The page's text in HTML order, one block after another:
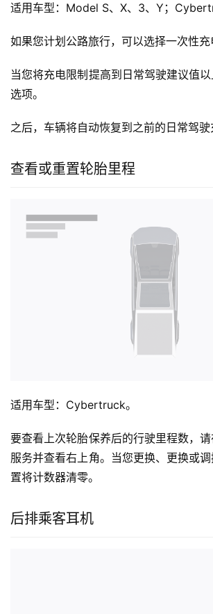
适用车型：Model S、X、3、Y；
如果您计划公路旅行，可以选择一次性充
当您将充电限制提高到日常驾驶建议值
选项。
之后，车辆将自动恢复到之前的日常驾驶
查看或重置轮胎里程
适用车型：Cybertruck。
要查看上次轮胎保养后的行驶里程数，
服务并查看右上角。当您更换、更换或
置将计数器清零。
后排乘客耳机